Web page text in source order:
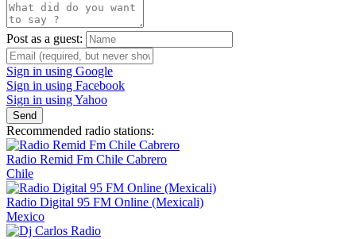
Post as a guest:
Sign in using Google
Sign in using Facebook
Sign in using Yahoo
Send
Recommended radio stations:
Radio Remid Fm Chile Cabrero
Chile
Radio Digital 95 FM Online (Mexicali)
Mexico